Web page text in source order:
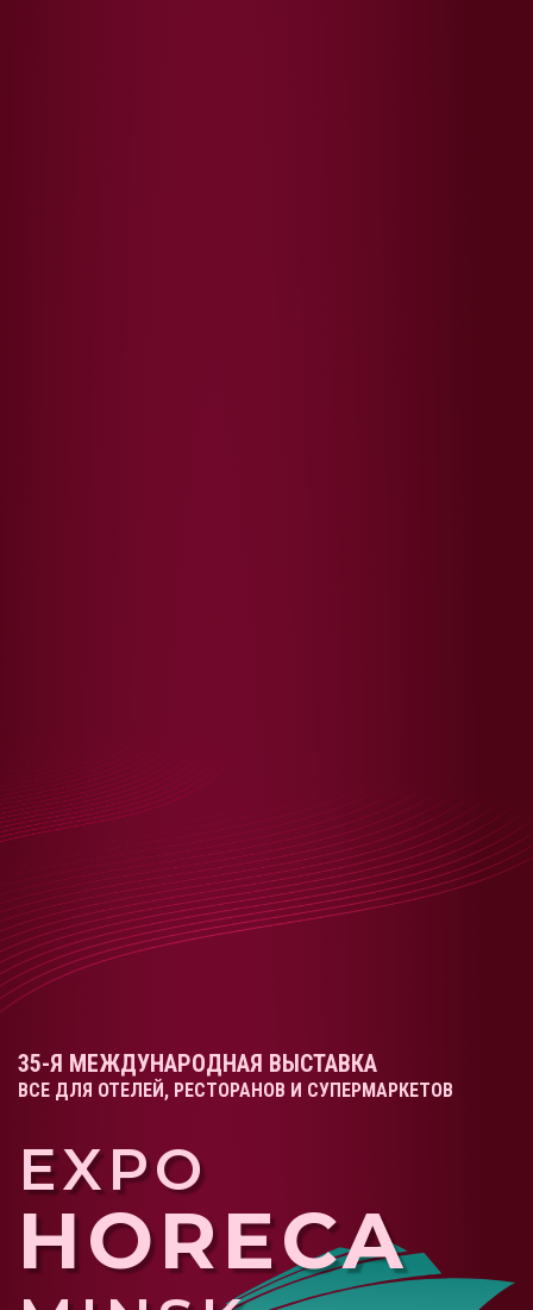
35-Я МЕЖДУНАРОДНАЯ ВЫСТАВКА
ВСЕ ДЛЯ ОТЕЛЕЙ, РЕСТОРАНОВ И СУПЕРМАРКЕТОВ
EXPO
HORECA